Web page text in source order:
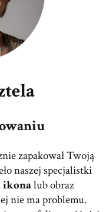
zapakował Twoją
naszej specjalistki
ikonalub obraz
nie ma problemu.